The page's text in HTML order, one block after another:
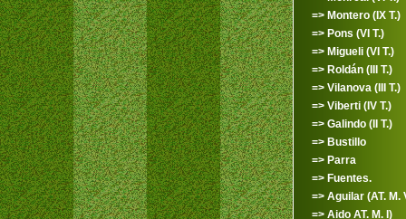
=> Montero (IX T.)
=> Pons (VI T.)
=> Migueli (VI T.)
=> Roldán (III T.)
=> Vilanova (III T.)
=> Viberti (IV T.)
=> Galindo (II T.)
=> Bustillo
=> Parra
=> Fuentes.
=> Aguilar (AT. M.
=> Aido AT. M. I)